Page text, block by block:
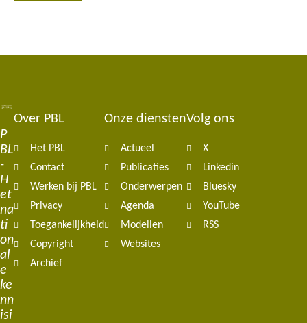
P
BL
-
H
et
na
ti
on
al
e
ke
nn
isi
Footer
navigation
Over PBL
Het PBL
Contact
Werken bij PBL
Privacy
Toegankelijkheid
Copyright
Archief
Onze diensten
Actueel
Publicaties
Onderwerpen
Agenda
Modellen
Websites
Volg ons
X
Linkedin
Bluesky
YouTube
RSS